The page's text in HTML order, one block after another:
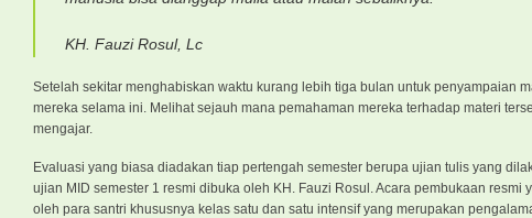
KH. Fauzi Rosul, Lc
Setelah sekitar menghabiskan waktu kurang lebih tiga bulan untuk penyampaian
mereka selama ini. Melihat sejauh mana pemahaman mereka terhadap materi
mengajar.
Evaluasi yang biasa diadakan tiap pertengah semester berupa ujian tulis yang
ujian MID semester 1 resmi dibuka oleh KH. Fauzi Rosul. Acara pembukaan resmi
oleh para santri khususnya kelas satu dan satu intensif yang merupakan